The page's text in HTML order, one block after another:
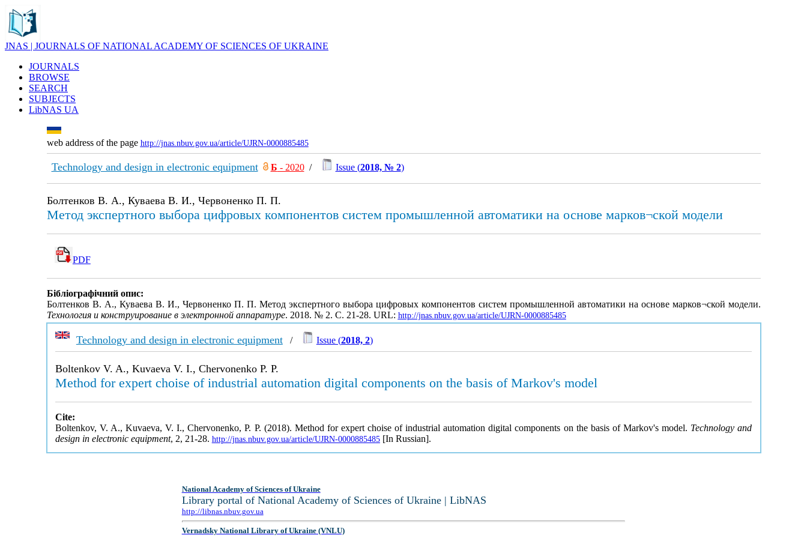
JNAS | JOURNALS OF NATIONAL ACADEMY OF SCIENCES OF UKRAINE
JOURNALS
BROWSE
SEARCH
SUBJECTS
LibNAS UA
web address of the page http://jnas.nbuv.gov.ua/article/UJRN-0000885485
Technology and design in electronic equipment Б - 2020/ Issue (2018, № 2)
Болтенков В. А., Куваева В. И., Червоненко П. П.
Метод экспертного выбора цифровых компонентов систем промышленной автоматики на основе марков¬ской модели
PDF
Бібліографічний опис:
Болтенков В. А., Куваева В. И., Червоненко П. П. Метод экспертного выбора цифровых компонентов систем промышленной автоматики на основе марков¬ской модели.
Технология и конструирование в электронной аппаратуре. 2018. № 2. С. 21-28. URL: http://jnas.nbuv.gov.ua/article/UJRN-0000885485
Technology and design in electronic equipment/ Issue (2018, 2)
Boltenkov V. A., Kuvaeva V. I., Chervonenko P. P.
Method for expert choise of industrial automation digital components on the basis of Markov's model
Cite:
Boltenkov, V. A., Kuvaeva, V. I., Chervonenko, P. P. (2018). Method for expert choise of industrial automation digital components on the basis of Markov's model. Technology and
design in electronic equipment, 2, 21-28. http://jnas.nbuv.gov.ua/article/UJRN-0000885485[In Russian].
National Academy of Sciences of Ukraine
Library portal of National Academy of Sciences of Ukraine | LibNAS
http://libnas.nbuv.gov.ua
Vernadsky National Library of Ukraine (VNLU)